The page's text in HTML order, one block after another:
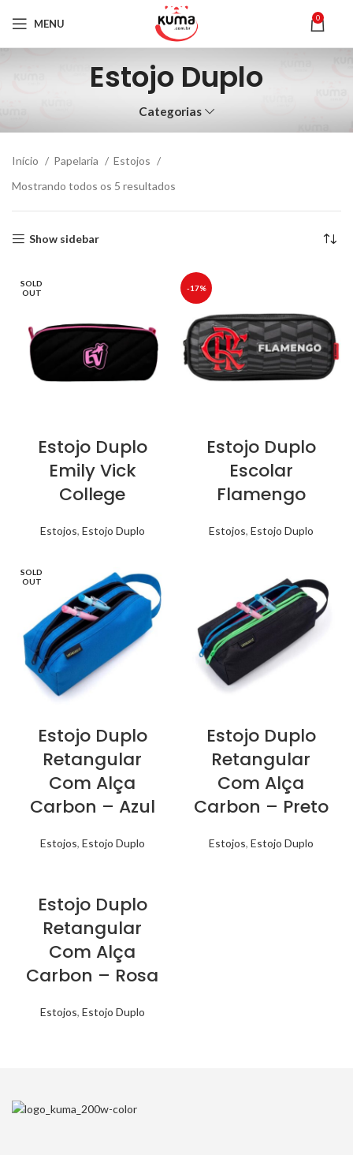
MENU 0
Estojo Duplo
Categorias
Início Papelaria
Estojos
Mostrando todos os 5 resultados
Show sidebar
SOLD
OUT
Estojo Duplo
Emily Vick
College
Estojos, Estojo Duplo
-17%
Estojo Duplo
Escolar
Flamengo
Estojos, Estojo Duplo
SOLD
OUT
Estojo Duplo
Retangular
Com Alça
Carbon – Azul
Estojos, Estojo Duplo
Estojo Duplo
Retangular
Com Alça
Carbon – Preto
Estojos, Estojo Duplo
Estojo Duplo
Retangular
Com Alça
Carbon – Rosa
Estojos, Estojo Duplo